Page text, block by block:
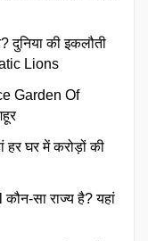
दुनिया की इकलौती
Lions
Garden Of
हर घर में करोड़ों की
सा राज्य है? यहां